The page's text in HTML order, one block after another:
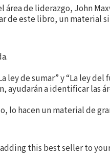
de liderazgo, John
de este libro, un material
ley de sumar” y “La ley del
ayudarán a identificar las
lo hacen un material de
this best seller to